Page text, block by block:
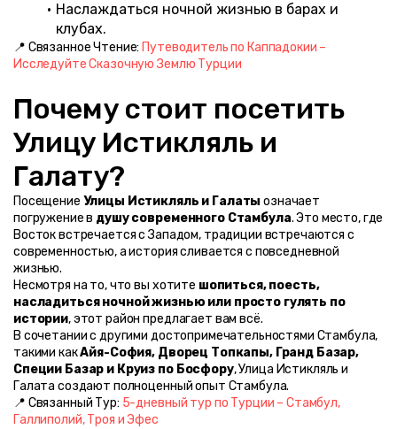
Наслаждаться ночной жизнью в барах и
клубах.
📍 Связанное Чтение: Путеводитель по Каппадокии –
Исследуйте Сказочную Землю Турции
Почему стоит посетить
Улицу Истикляль и
Галату?
Посещение Улицы Истикляль и Галаты означает
погружение в душу современного Стамбула. Это место, где
Восток встречается с Западом, традиции встречаются с
современностью, а история сливается с повседневной
жизнью.
Несмотря на то, что вы хотите шопиться, поесть,
насладиться ночной жизнью или просто гулять по
истории, этот район предлагает вам всё.
В сочетании с другими достопримечательностями Стамбула,
такими как Айя-София, Дворец Топкапы, Гранд Базар,
Специи Базар и Круиз по Босфору, Улица Истикляль и
Галата создают полноценный опыт Стамбула.
📍 Связанный Тур: 5-дневный тур по Турции – Стамбул,
Галлиполий, Троя и Эфес